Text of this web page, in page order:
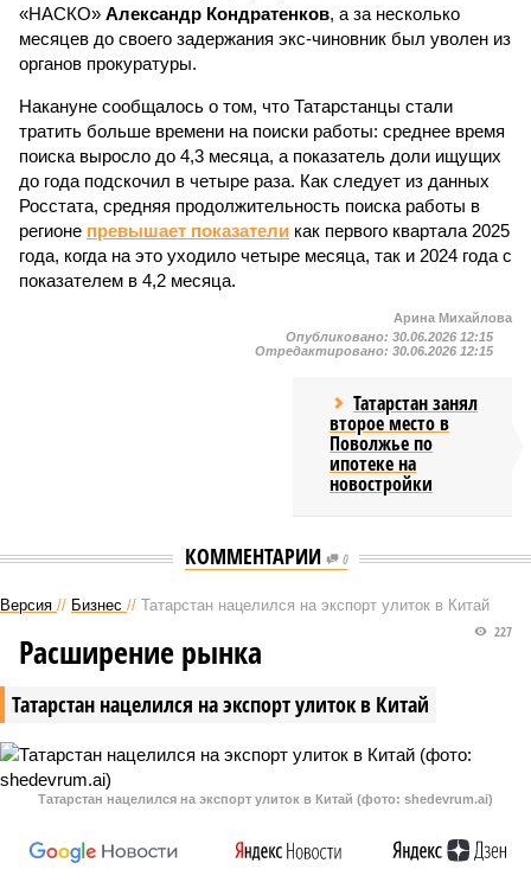
«НАСКО» Александр Кондратенков, а за несколько
месяцев до своего задержания экс-чиновник был уволен из
органов прокуратуры.
Накануне сообщалось о том, что Татарстанцы стали
тратить больше времени на поиски работы: среднее время
поиска выросло до 4,3 месяца, а показатель доли ищущих
до года подскочил в четыре раза. Как следует из данных
Росстата, средняя продолжительность поиска работы в
регионе превышает показатели как первого квартала 2025
года, когда на это уходило четыре месяца, так и 2024 года с
показателем в 4,2 месяца.
Арина Михайлова
Опубликовано: 30.06.2026 12:15
Отредактировано: 30.06.2026 12:15
Татарстан занял
второе место в
Поволжье по
ипотеке на
новостройки
КОММЕНТАРИИ 0
Версия // Бизнес // Татарстан нацелился на экспорт улиток в Китай
Татарстан нацелился на экспорт улиток в Китай
227
Расширение рынка
Татарстан нацелился на экспорт улиток в Китай (фото: shedevrum.ai)